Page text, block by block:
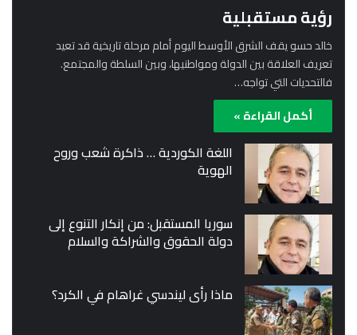
رؤية مستقبلية
خالد حسو يقف الشرق الأوسط اليوم أمام مرحلة تاريخية قد تعيد
تعريف العلاقة بين الدولة ومواطنيها، وبين السلطة والمجتمع.
فالتحديات التي تواجه…
أكمل القراءة »
اللغة الكوردية … ذاكرة شعب وروح
الهوية
سوريا المستقبل: من إنكار التنوع إلى
دولة الحقوق والشراكة والسلام
ماذا رأى ليندسي غراهام في الكرد؟